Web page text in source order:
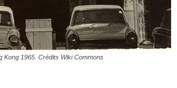
Kong 1965. Crédits Wiki Commons